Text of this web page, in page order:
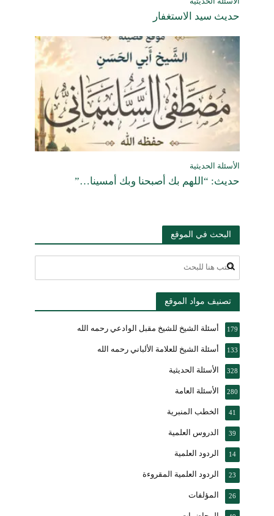
حديث سيد الاستغفار
الأسئلة الحديثية
حديث: “اللهم بك أصبحنا وبك أمسينا…”
البحث في الموقع
تصنيف مواد الموقع
أسئلة الشيخ للشيخ مقبل الوادعي رحمه الله 179
أسئلة الشيخ للعلامة الألباني رحمه الله 133
الأسئلة الحديثية 328
الأسئلة العامة 280
الخطب المنبرية 41
الدروس العلمية 39
الردود العلمية 14
الردود العلمية المقروءة 23
المؤلفات 26